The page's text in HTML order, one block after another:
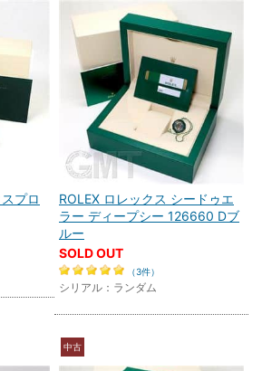
プロ
ROLEX ロレックス シードゥエ
ラー ディープシー 126660 Dブ
ルー
SOLD OUT
（3件）
シリアル：ランダム
中古